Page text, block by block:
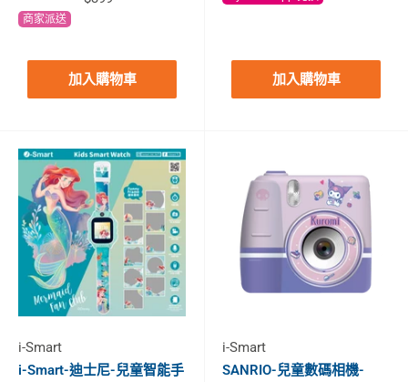
商家派送
加入購物車 加入購物車
i-Smart
i-Smart-迪士尼-兒童智能手
i-Smart
SANRIO-兒童數碼相機-